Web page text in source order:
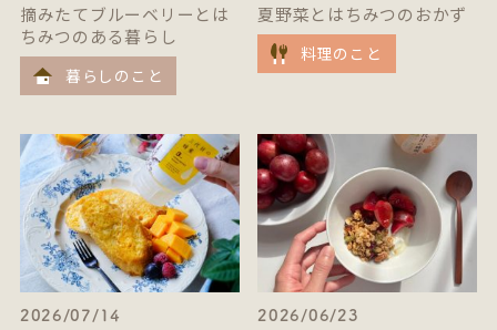
摘みたてブルーベリーとは
ちみつのある暮らし
暮らしのこと
夏野菜とはちみつのおかず
料理のこと
2026/07/14 2026/06/23